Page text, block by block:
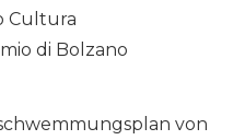
Cultura
di Bolzano
von